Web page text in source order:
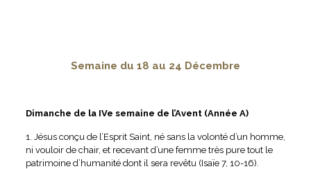
Semaine du 18 au 24 Décembre
Dimanche de la IVe semaine de l’Avent (Année A)
1. Jésus conçu de l’Esprit Saint, né sans la volonté d’un homme,
ni vouloir de chair, et recevant d’une femme très pure tout le
patrimoine d’humanité dont il sera revêtu (Isaïe 7, 10-16).